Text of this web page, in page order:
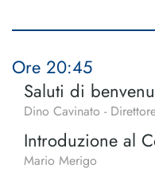
Ore 20:45
Saluti di
Dino Cavinato -
Introduzione al
Mario Merigo